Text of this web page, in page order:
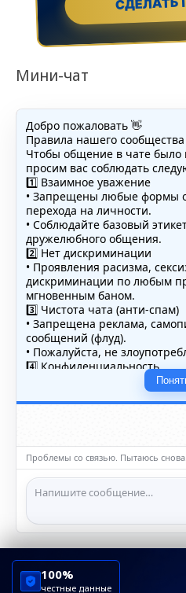
Мини-чат
Добро пожаловать 👋
Правила нашего сообщества
Чтобы общение в чате было
просим вас соблюдать
1️⃣ Взаимное уважение
• Запрещены любые формы
перехода на личности.
• Соблюдайте базовый
дружелюбного общения.
2️⃣ Нет дискриминации
• Проявления расизма,
дискриминации по любым
мгновенным баном.
3️⃣ Чистота чата (анти-спам)
• Запрещена реклама,
сообщений (флуд).
• Пожалуйста, не
4️⃣ Конфиденциальность
• Не публикуйте личные
(телефоны, адреса,
5️⃣ Уместность контента
насилию.
ℹ️ Модераторы и
сообщения и ограничивать
нарушении правил.
Проблемы со связью. Пытаюсь снова…
100%
честные данные